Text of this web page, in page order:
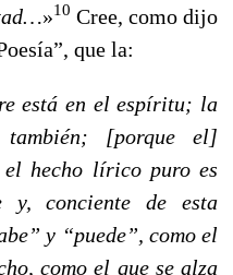
»10 Cree, como dijo
que la:
está en el espíritu; la
[porque el]
el hecho lírico puro es
y, conciente de esta
y “puede”, como el
como el que se alza